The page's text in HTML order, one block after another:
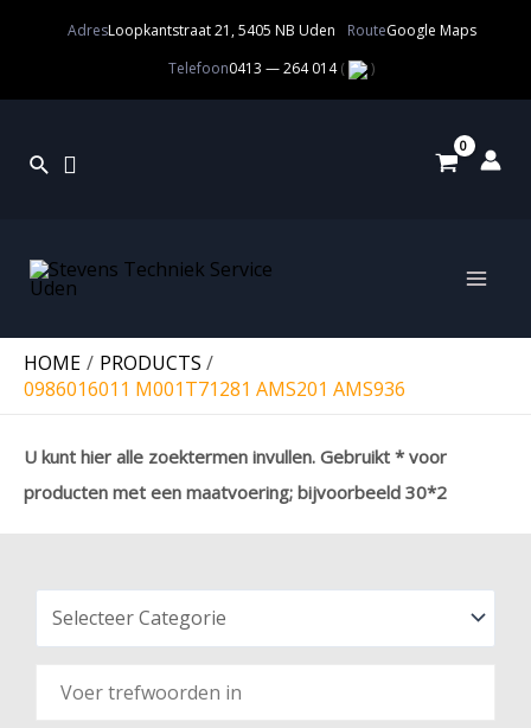
AdresLoopkantstraat 21, 5405 NB Uden RouteGoogle Maps
Telefoon0413 — 264 014( )
HOME
PRODUCTS
0986016011 M001T71281 AMS201 AMS936
U kunt hier alle zoektermen invullen. Gebruikt * voor
producten met een maatvoering; bijvoorbeeld 30*2